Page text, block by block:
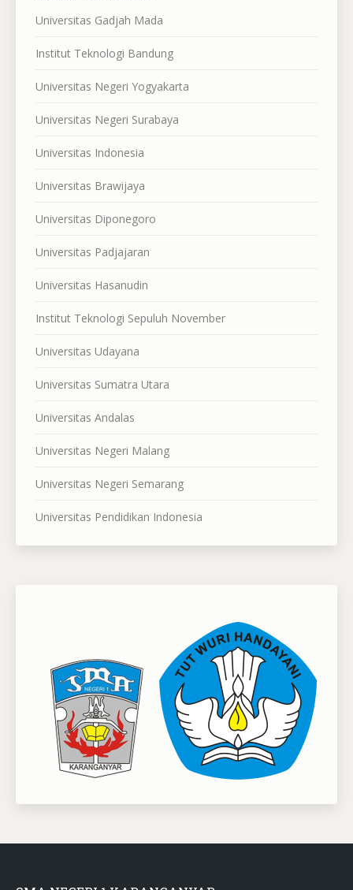
Universitas Gadjah Mada
Institut Teknologi Bandung
Universitas Negeri Yogyakarta
Universitas Negeri Surabaya
Universitas Indonesia
Universitas Brawijaya
Universitas Diponegoro
Universitas Padjajaran
Universitas Hasanudin
Institut Teknologi Sepuluh November
Universitas Udayana
Universitas Sumatra Utara
Universitas Andalas
Universitas Negeri Malang
Universitas Negeri Semarang
Universitas Pendidikan Indonesia